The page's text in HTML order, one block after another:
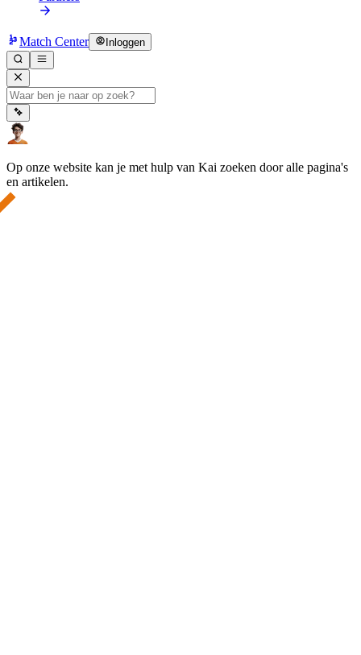
Match Center Inloggen
Op onze website kan je met hulp van Kai zoeken door alle pagina's
en artikelen.